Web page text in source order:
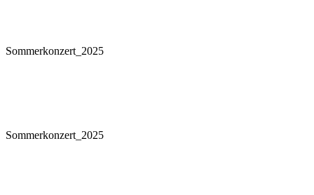
Sommerkonzert_2025
Sommerkonzert_2025